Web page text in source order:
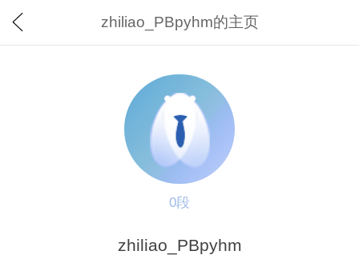
zhiliao_PBpyhm的主页
0段
zhiliao_PBpyhm